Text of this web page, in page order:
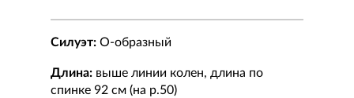
Силуэт: О-образный
Длина: выше линии колен, длина по
спинке 92 см (на р.50)